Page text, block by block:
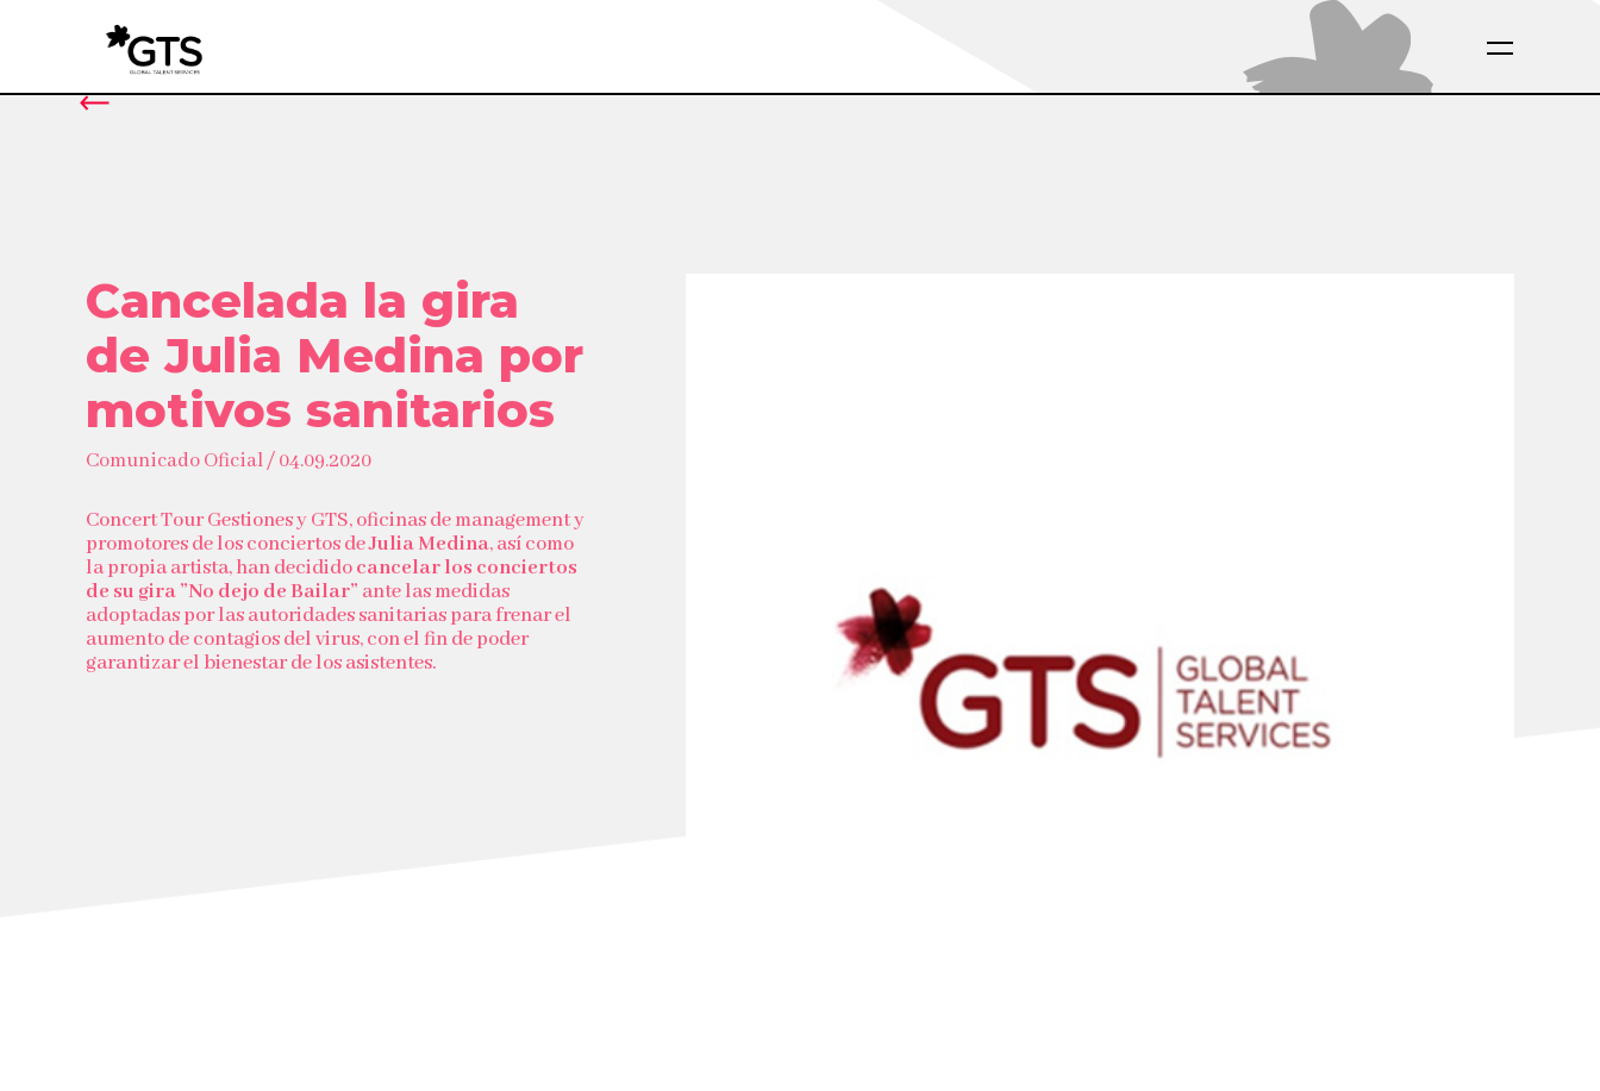
Cancelada la gira
de Julia Medina por
motivos sanitarios
Comunicado Oficial / 04.09.2020
Concert Tour Gestiones y GTS, oficinas de management y
promotores de los conciertos deJulia Medina, así como
la propia artista, han decididocancelar los conciertos
de su gira ”No dejo de Bailar” ante las medidas
adoptadas por las autoridades sanitarias para frenar el
aumento de contagios del virus, con el fin de poder
garantizar el bienestar de los asistentes.